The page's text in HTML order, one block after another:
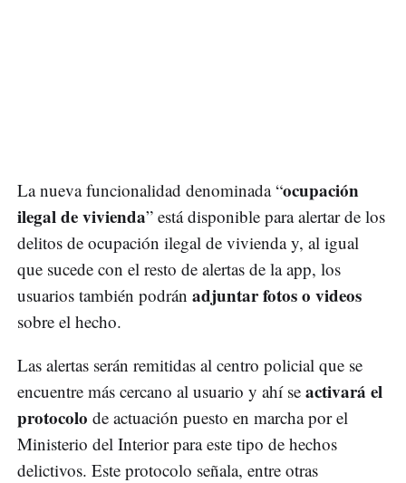
La nueva funcionalidad denominada “ocupación
ilegal de vivienda” está disponible para alertar de los
delitos de ocupación ilegal de vivienda y, al igual
que sucede con el resto de alertas de la app, los
usuarios también podrán adjuntar fotos o videos
sobre el hecho.
Las alertas serán remitidas al centro policial que se
encuentre más cercano al usuario y ahí se activará el
protocolo de actuación puesto en marcha por el
Ministerio del Interior para este tipo de hechos
delictivos. Este protocolo señala, entre otras